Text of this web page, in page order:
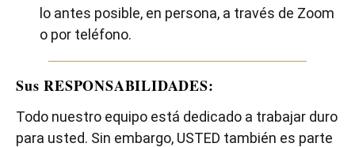
lo antes posible, en persona, a través de Zoom
o por teléfono.
Sus RESPONSABILIDADES:
Todo nuestro equipo está dedicado a trabajar duro
para usted. Sin embargo, USTED también es parte